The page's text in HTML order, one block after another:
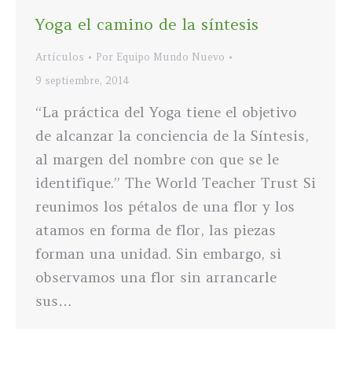
Yoga el camino de la síntesis
Artículos Por Equipo Mundo Nuevo
9 septiembre, 2014
“La práctica del Yoga tiene el objetivo
de alcanzar la conciencia de la Síntesis,
al margen del nombre con que se le
identifique.” The World Teacher Trust Si
reunimos los pétalos de una flor y los
atamos en forma de flor, las piezas
forman una unidad. Sin embargo, si
observamos una flor sin arrancarle
sus…